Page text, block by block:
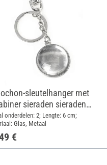
sleutelhanger met
sieraden sieraden
onderdelen: 2; Lengte: 6 cm;
Glas, Metaal
€